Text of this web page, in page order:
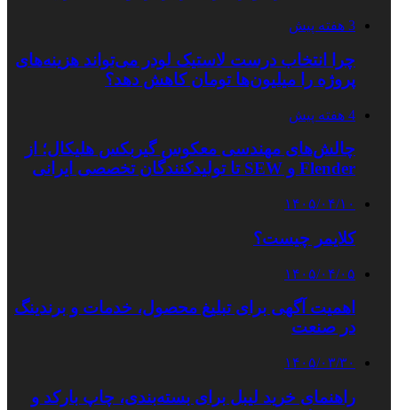
3 هفته پیش
چرا انتخاب درست لاستیک لودر می‌تواند هزینه‌های
پروژه را میلیون‌ها تومان کاهش دهد؟
4 هفته پیش
چالش‌های مهندسی معکوس گیربکس هلیکال؛ از
Flender و SEW تا تولیدکنندگان تخصصی ایرانی
۱۴۰۵/۰۴/۱۰
کلایمر چیست؟
۱۴۰۵/۰۴/۰۵
اهمیت آگهی برای تبلیغ محصول، خدمات و برندینگ
در صنعت
۱۴۰۵/۰۳/۳۰
راهنمای خرید لیبل برای بسته‌بندی، چاپ بارکد و